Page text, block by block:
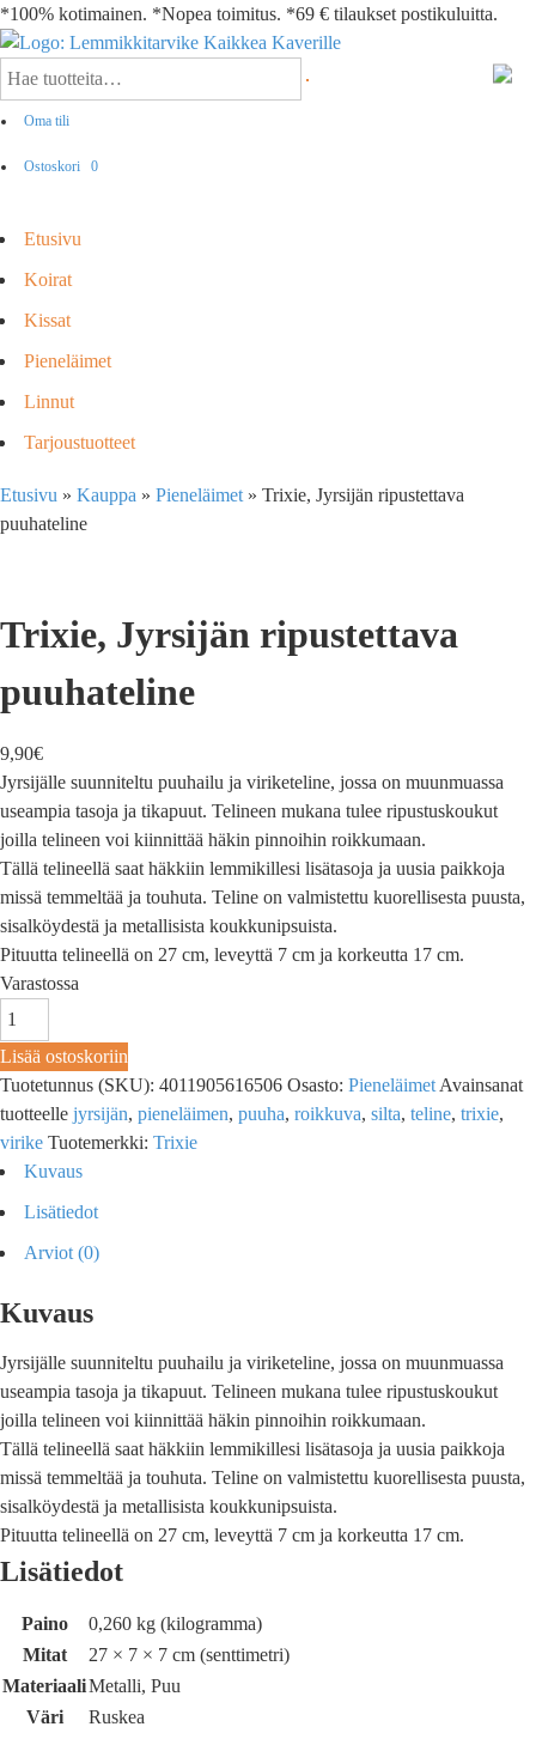
*100% kotimainen. *Nopea toimitus. *69 € tilaukset postikuluitta.
Oma tili
Ostoskori 0
Etusivu
Koirat
Kissat
Pieneläimet
Linnut
Tarjoustuotteet
Etusivu » Kauppa » Pieneläimet » Trixie, Jyrsijän ripustettava
puuhateline
Trixie, Jyrsijän ripustettava
puuhateline
9,90€
Jyrsijälle suunniteltu puuhailu ja viriketeline, jossa on muunmuassa
useampia tasoja ja tikapuut. Telineen mukana tulee ripustuskoukut
joilla telineen voi kiinnittää häkin pinnoihin roikkumaan.
Tällä telineellä saat häkkiin lemmikillesi lisätasoja ja uusia paikkoja
missä temmeltää ja touhuta. Teline on valmistettu kuorellisesta puusta,
sisalköydestä ja metallisista koukkunipsuista.
Pituutta telineellä on 27 cm, leveyttä 7 cm ja korkeutta 17 cm.
Varastossa
Lisää ostoskoriin
Tuotetunnus (SKU): 4011905616506 Osasto: Pieneläimet Avainsanat
tuotteelle jyrsijän, pieneläimen, puuha, roikkuva, silta, teline, trixie,
virike Tuotemerkki: Trixie
Kuvaus
Lisätiedot
Arviot (0)
Kuvaus
Jyrsijälle suunniteltu puuhailu ja viriketeline, jossa on muunmuassa
useampia tasoja ja tikapuut. Telineen mukana tulee ripustuskoukut
joilla telineen voi kiinnittää häkin pinnoihin roikkumaan.
Tällä telineellä saat häkkiin lemmikillesi lisätasoja ja uusia paikkoja
missä temmeltää ja touhuta. Teline on valmistettu kuorellisesta puusta,
sisalköydestä ja metallisista koukkunipsuista.
Pituutta telineellä on 27 cm, leveyttä 7 cm ja korkeutta 17 cm.
Lisätiedot
Paino
0,260 kg (kilogramma)
Mitat
27 × 7 × 7 cm (senttimetri)
MateriaaliMetalli, Puu
Väri
Ruskea